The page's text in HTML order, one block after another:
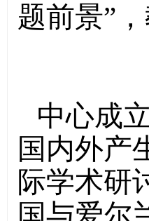
题前景”
中心成
国内外产
际学术研